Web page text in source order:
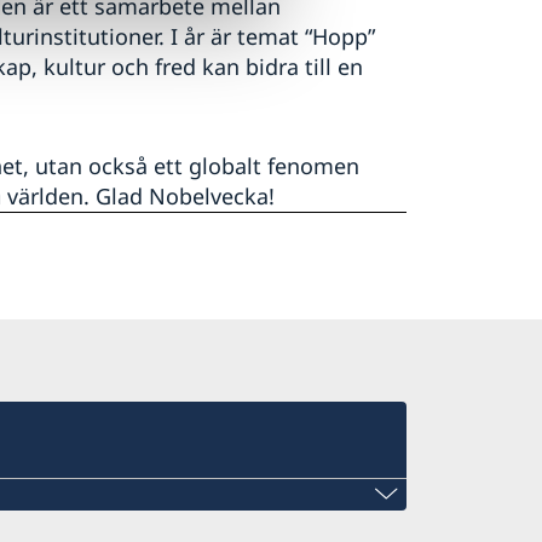
är ett samarbete mellan
I år är temat “Hopp”
kultur och fred kan bidra till en
utan också ett globalt fenomen
Glad Nobelvecka!